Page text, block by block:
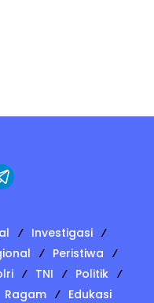
Investigasi
Peristiwa
TNI
Politik
Ragam Edukasi